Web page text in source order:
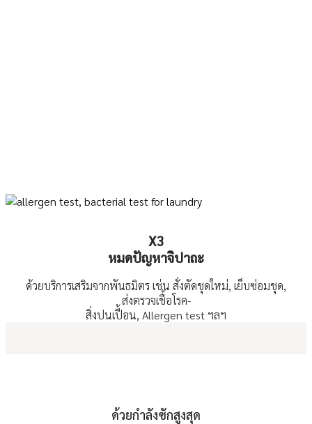
X3
หมดปัญหาจิปาถะ
ด้วยบริการเสริมจากพันธมิตร เช่น สั่งตัดชุดใหม่, เย็บซ่อมชุด,
ส่งตรวจเชื้อโรค-
สิ่งปนเปื้อน, Allergen test ฯลฯ
ด้วยกำลังซักสูงสุด